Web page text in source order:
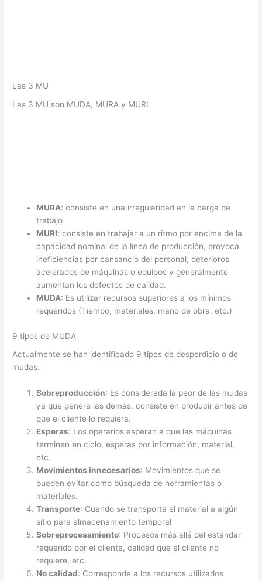
Las 3 MU
Las 3 MU son MUDA, MURA y MURI
MURA: consiste en una irregularidad en la carga de
trabajo
MURI: consiste en trabajar a un ritmo por encima de la
capacidad nominal de la línea de producción, provoca
ineficiencias por cansancio del personal, deterioros
acelerados de máquinas o equipos y generalmente
aumentan los defectos de calidad.
MUDA: Es utilizar recursos superiores a los mínimos
requeridos (Tiempo, materiales, mano de obra, etc.)
9 tipos de MUDA
Actualmente se han identificado 9 tipos de desperdicio o de
mudas.
Sobreproducción: Es considerada la peor de las mudas
ya que genera las demás, consiste en producir antes de
que el cliente lo requiera.
Esperas: Los operarios esperan a que las máquinas
terminen en ciclo, esperas por información, material,
etc.
Movimientos innecesarios: Movimientos que se
pueden evitar como búsqueda de herramientas o
materiales.
Transporte: Cuando se transporta el material a algún
sitio para almacenamiento temporal
Sobreprocesamiento: Procesos más allá del estándar
requerido por el cliente, calidad que el cliente no
requiere, etc.
No calidad: Corresponde a los recursos utilizados